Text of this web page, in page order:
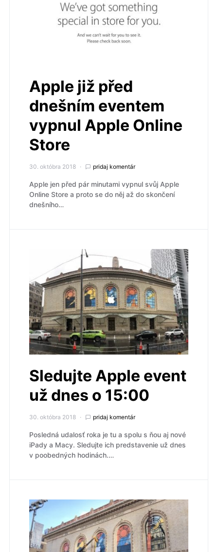
Apple již před
dnešním eventem
vypnul Apple Online
Store
30. októbra 2018 pridaj komentár
Apple jen před pár minutami vypnul svůj Apple
Online Store a proto se do něj až do skončení
dnešního…
Sledujte Apple event
už dnes o 15:00
30. októbra 2018 pridaj komentár
Posledná udalosť roka je tu a spolu s ňou aj nové
iPady a Macy. Sledujte ich predstavenie už dnes
v poobedných hodinách.…